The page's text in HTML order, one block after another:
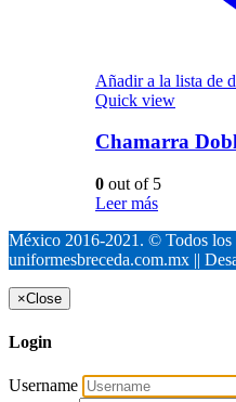
Añadir a la lista de
Quick view
Chamarra
0 out of 5
Leer más
México 2016-2021. © Todos los
uniformesbreceda.com.mx ||
×Close
Login
Username